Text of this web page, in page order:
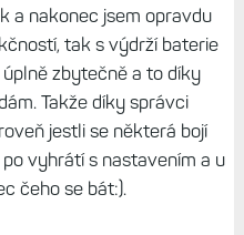
a nakonec jsem opravdu
tak s výdrží baterie
zbytečně a to díky
Takže díky správci
jestli se některá bojí
vyhrátí s nastavením a u
čeho se bát:).